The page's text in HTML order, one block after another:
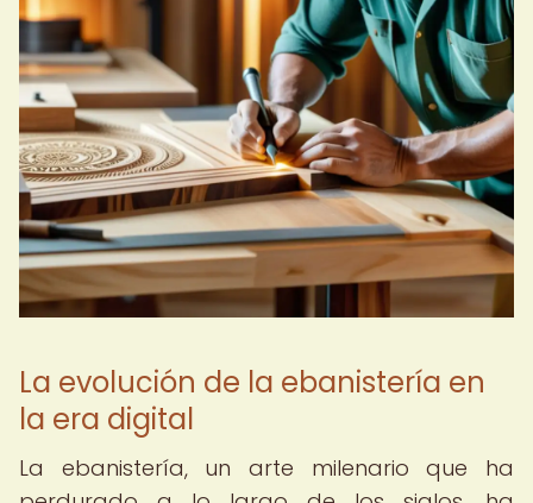
La evolución de la ebanistería en
la era digital
La ebanistería, un arte milenario que ha